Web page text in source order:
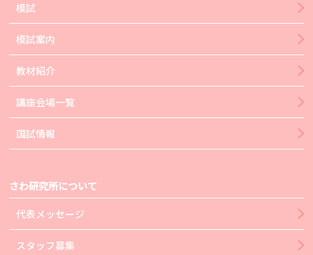
模試
模試案内
教材紹介
講座会場一覧
国試情報
さわ研究所について
代表メッセージ
スタッフ募集